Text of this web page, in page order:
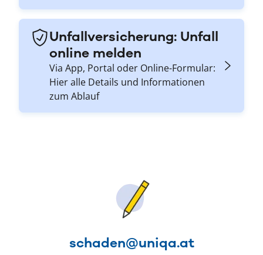
Unfallversicherung: Unfall
online melden
Via App, Portal oder Online-Formular:
Hier alle Details und Informationen
zum Ablauf
schaden@uniqa.at